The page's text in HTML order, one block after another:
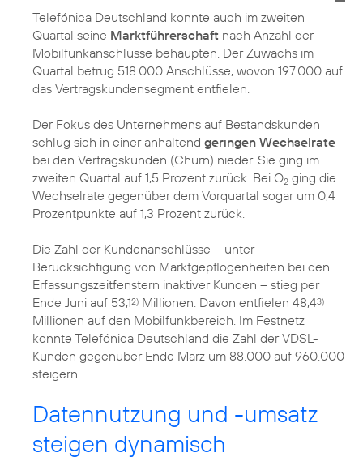
Telefónica Deutschland konnte auch im zweiten
Quartal seine Marktführerschaft nach Anzahl der
Mobilfunkanschlüsse behaupten. Der Zuwachs im
Quartal betrug 518.000 Anschlüsse, wovon 197.000 auf
das Vertragskundensegment entfielen.
Der Fokus des Unternehmens auf Bestandskunden
schlug sich in einer anhaltend geringen Wechselrate
bei den Vertragskunden (Churn) nieder. Sie ging im
zweiten Quartal auf 1,5 Prozent zurück. Bei O2 ging die
Wechselrate gegenüber dem Vorquartal sogar um 0,4
Prozentpunkte auf 1,3 Prozent zurück.
Die Zahl der Kundenanschlüsse – unter
Berücksichtigung von Marktgepflogenheiten bei den
Erfassungszeitfenstern inaktiver Kunden – stieg per
Ende Juni auf 53,12) Millionen. Davon entfielen 48,43)
Millionen auf den Mobilfunkbereich. Im Festnetz
konnte Telefónica Deutschland die Zahl der VDSL-
Kunden gegenüber Ende März um 88.000 auf 960.000
steigern.
Datennutzung und -umsatz
steigen dynamisch